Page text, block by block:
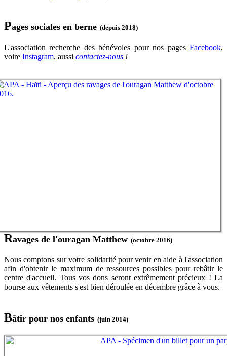
Pages sociales en berne (depuis 2018)
L'association recherche des bénévoles pour nos pages Facebook,
voire Instagram, aussi contactez-nous !
Ravages de l'ouragan Matthew (octobre 2016)
Nous comptons sur votre solidarité pour venir en aide à l'association
afin d'obtenir le maximum de ressources possibles pour rebâtir le
centre d'accueil. Tous vos dons seront extrêmement précieux ! La
bourse aux vêtements s'est bien déroulée en décembre grâce à vous.
Bâtir pour nos enfants (juin 2014)